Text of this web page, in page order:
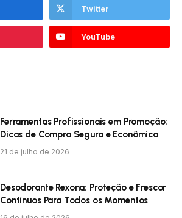
Twitter
YouTube
Ferramentas Profissionais em Promoção:
Dicas de Compra Segura e Econômica
21 de julho de 2026
Desodorante Rexona: Proteção e Frescor
Contínuos Para Todos os Momentos